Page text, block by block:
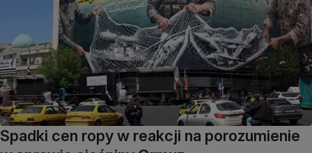
Spadki cen ropy w reakcji na porozumienie